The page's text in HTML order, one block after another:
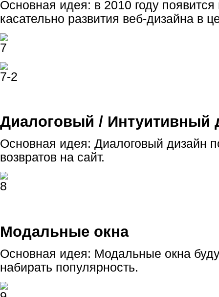
Основная идея: в 2010 году появится
касательно развития веб-дизайна в
Диалоговый / Интуитивный
Основная идея: Диалоговый дизайн
возвратов на сайт.
Модальные окна
Основная идея: Модальные окна
набирать популярность.